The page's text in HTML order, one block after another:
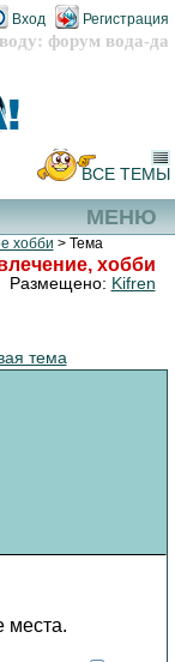
форум вода-да
Вход Регистрация
МЕНЮ
ВСЕ ТЕМЫ
хобби > Тема
хобби
Размещено: Kifren
тема
места.